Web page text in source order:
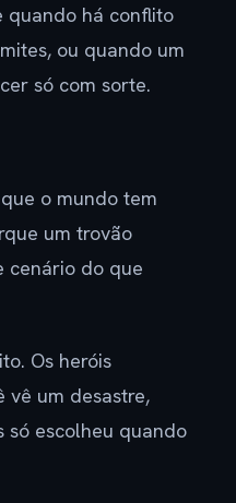
quando há conflito
ou quando um
só com sorte.
o mundo tem
um trovão
cenário do que
Os heróis
vê um desastre,
só escolheu quando